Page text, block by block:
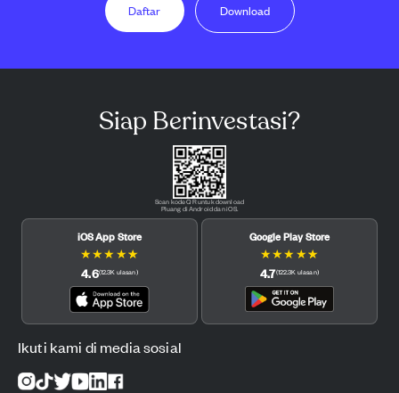
Daftar Download
Siap Berinvestasi?
Scan kode QR untuk download
Pluang di Android dan iOS.
iOS App Store
★★★ ★★
4.6(12.3K ulasan)
Google Play Store
★★★ ★★
4.7(122.3K ulasan)
Ikuti kami di media sosial